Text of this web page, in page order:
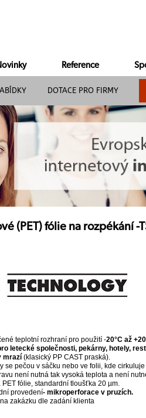
Reference
DOTACE PRO FIRMY
(PET) fólie na rozpékání -
teplotní rozhraní pro použití -20°C až
letecké společnosti, pekárny, hotely,
mrazí (klasický PP CAST praská).
se pečou v sáčku nebo ve folii, kde
není nutná tak vysoká teplota a není
PET fólie, standardní tloušťka 20 µm.
provedení- mikroperforace v pruzích.
zakázku dle zadání klienta